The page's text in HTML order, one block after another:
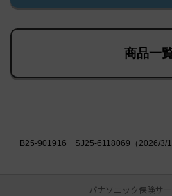
商品一
B25-901916 SJ25-6118069（2026/3/
パナソニック保険サ